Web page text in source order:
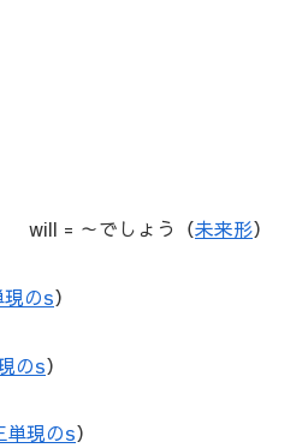
= ～でしょう（未来形）
現のs）
のs）
単現のs）